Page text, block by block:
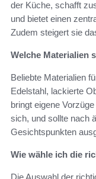
der Küche, schafft
und bietet einen
Zudem steigert sie
Welche Materialien
Beliebte Materialien
Edelstahl, lackierte
bringt eigene
sich, und sollte nach
Gesichtspunkten
Wie wähle ich die
Die Auswahl der